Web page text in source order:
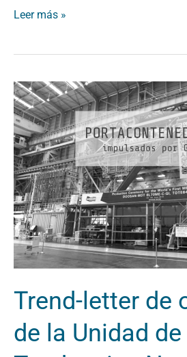
Leer más »
Trend-letter de
de la Unidad de
Trend-
letter
de
octubre
de
la
Unidad
de
Tendencias
Navales